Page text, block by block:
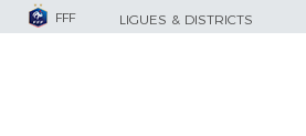
FFF LIGUES & DISTRICTS